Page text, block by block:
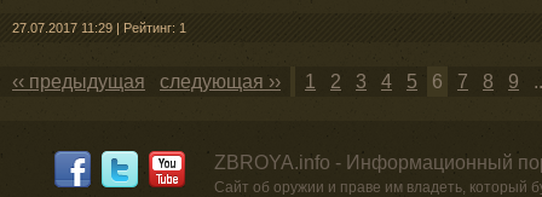
27.07.2017 11:29 | Рейтинг: 1
‹‹ предыдущая следующая ›› 1 2 3 4 5 6 7 8 9
ZBROYA.info - Информационный
Сайт об оружии и праве им владеть, который